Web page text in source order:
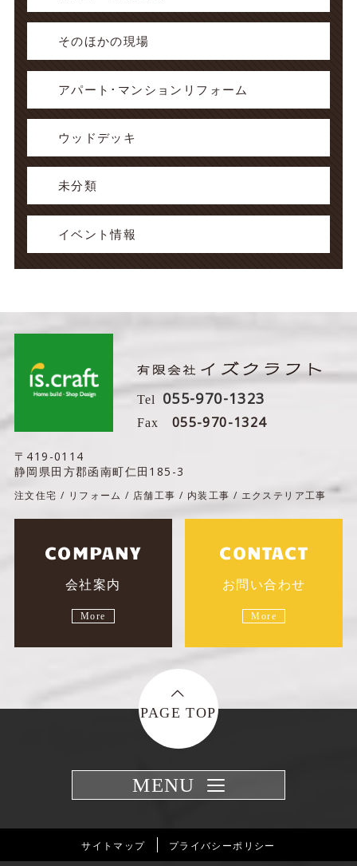
そのほかの現場
アパート･マンションリフォーム
ウッドデッキ
未分類
イベント情報
Tel 055-970-1323
Fax 055-970-1324
〒419-0114
静岡県田方郡函南町仁田185-3
注文住宅 / リフォーム / 店舗工事 / 内装工事 / エクステリア工事
COMPANY
会社案内
More
CONTACT
お問い合わせ
More
PAGE TOP
MENU
サイトマップ プライバシーポリシー